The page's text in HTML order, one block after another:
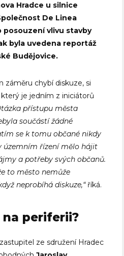
Hradce u silnice
De Linea
posouzení vlivu stavby
byla uvedena reportáž
Budějovice.
záměru chybí diskuze, si
který je jedním z iniciátorů
přístupu města
součástí žádné
se k tomu občané nikdy
územním řízení mělo hájit
a potřeby svých občanů.
to město nemůže
neprobíhá diskuze,“říká.
periferii?
ze sdružení Hradec